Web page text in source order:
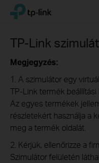
Click
the
navigation
TP-Link, Reliably Smart
TP-Link
Megjegyzés:
1. A szimulátor egy
TP-Link termék
Az egyes termékek
részletekért használja a
meg a termék oldalát.
2. Kérjük, ellenőrizze a
Szimulátor felületén